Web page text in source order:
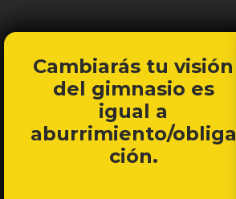
Cambiarás tu visión
del gimnasio es
igual a
aburrimiento/obliga
ción.